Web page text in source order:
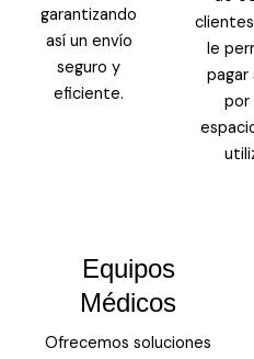
garantizando
así un envío
seguro y
eficiente.
le
pagar
por
Equipos
Médicos
Ofrecemos soluciones